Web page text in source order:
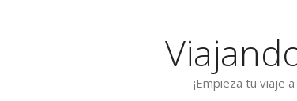
¡Empieza tu viaje